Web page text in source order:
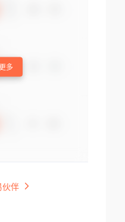
多
伙伴